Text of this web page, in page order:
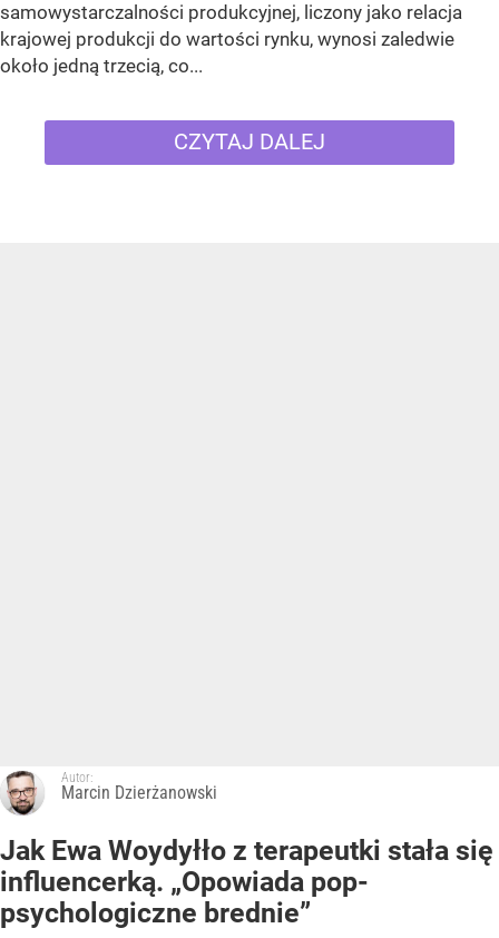
samowystarczalności produkcyjnej, liczony jako relacja
krajowej produkcji do wartości rynku, wynosi zaledwie
około jedną trzecią, co...
CZYTAJ DALEJ
Autor:
Marcin Dzierżanowski
Jak Ewa Woydyłło z terapeutki stała się
influencerką. „Opowiada pop-
psychologiczne brednie”